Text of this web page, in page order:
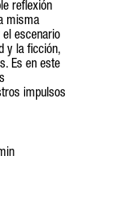
reflexión
misma
escenario
y la ficción,
Es en este
impulsos